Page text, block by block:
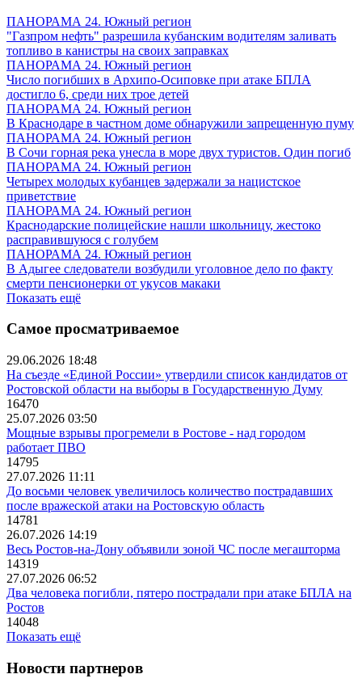
ПАНОРАМА 24. Южный регион
"Газпром нефть" разрешила кубанским водителям заливать
топливо в канистры на своих заправках
ПАНОРАМА 24. Южный регион
Число погибших в Архипо-Осиповке при атаке БПЛА
достигло 6, среди них трое детей
ПАНОРАМА 24. Южный регион
В Краснодаре в частном доме обнаружили запрещенную пуму
ПАНОРАМА 24. Южный регион
В Сочи горная река унесла в море двух туристов. Один погиб
ПАНОРАМА 24. Южный регион
Четырех молодых кубанцев задержали за нацистское
приветствие
ПАНОРАМА 24. Южный регион
Краснодарские полицейские нашли школьницу, жестоко
расправившуюся с голубем
ПАНОРАМА 24. Южный регион
В Адыгее следователи возбудили уголовное дело по факту
смерти пенсионерки от укусов макаки
Показать ещё
Самое просматриваемое
29.06.2026 18:48
На съезде «Единой России» утвердили список кандидатов от
Ростовской области на выборы в Государственную Думу
16470
25.07.2026 03:50
Мощные взрывы прогремели в Ростове - над городом
работает ПВО
14795
27.07.2026 11:11
До восьми человек увеличилось количество пострадавших
после вражеской атаки на Ростовскую область
14781
26.07.2026 14:19
Весь Ростов-на-Дону объявили зоной ЧС после мегашторма
14319
27.07.2026 06:52
Два человека погибли, пятеро пострадали при атаке БПЛА на
Ростов
14048
Показать ещё
Новости партнеров